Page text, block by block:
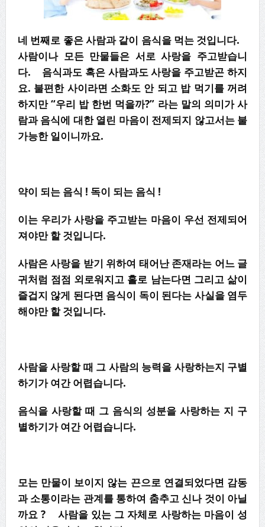
네 번째로 좋은 사람과 같이 음식을 먹는 것입니다.
사람이나 모든 만물들은 서로 사랑을 주고받습니
다. 음식과도 혹은 사람과도 사랑을 주고받곤 하지
요. 불편한 사이라면 소화도 안 되고 밥 먹기를 꺼려
하지만 “우리 밥 한번 먹을까?” 라는 말의 의미가 사
람과 음식에 대한 열린 마음이 전제되지 않고서는 불
가능한 일이니까요.
약이 되는 음식 ! 독이 되는 음식 !
이는 우리가 사랑을 주고받는 마음이 우선 전제되어
져야만 할 것입니다.
사람은 사랑을 받기 위하여 태어난 존재라는 어느 글
귀처럼 점점 외로워지고 홀로 남는다면 그리고 삶이
즐겁지 않게 된다면 음식이 독이 된다는 사실을 염두
해야만 할 것입니다.
사람을 사랑할 때 그 사람의 능력을 사랑하는지 구별
하기가 여간 어렵습니다.
음식을 사랑할 때 그 음식의 성분을 사랑하는 지 구
별하기가 여간 어렵습니다.
모는 만물이 보이지 않는 끈으로 연결되었다면 감동
과 소통이라는 관계를 통하여 춤추고 신나 것이 아닐
까요 ? 사람을 있는 그 자체로 사랑하는 마음이 성